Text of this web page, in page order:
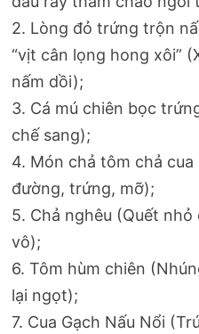
2. Lòng đỏ trứng trộn
“vịt cân lọng hong xôi”
nấm dồi);
3. Cá mú chiên bọc
chế sang);
4. Món chả tôm chả
đường, trứng, mỡ);
5. Chả nghêu (Quết
vô);
6. Tôm hùm chiên
lại ngọt);
7. Cua Gạch Nấu Nổi